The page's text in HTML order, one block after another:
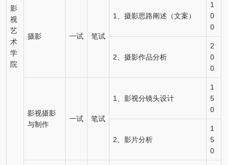
影
视
艺
术
学
院
摄影 一试 笔试
1、摄影思路阐述（文案）
1
0
0
2、摄影作品分析
2
0
0
影视摄影
与制作
一试 笔试
1、影视分镜头设计
1
5
0
2、影片分析
1
5
0